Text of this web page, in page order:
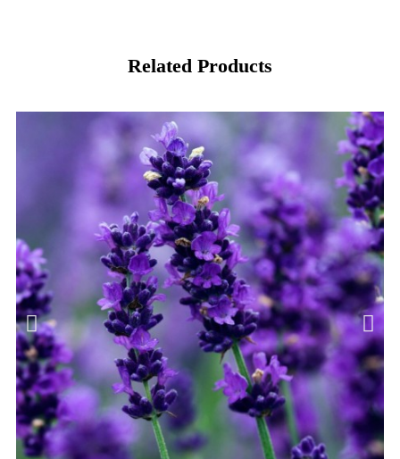
Related Products